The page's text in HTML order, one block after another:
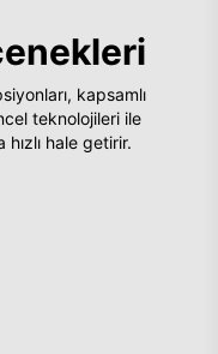
kapsamlı
teknolojileri ile
hızlı hale getirir.